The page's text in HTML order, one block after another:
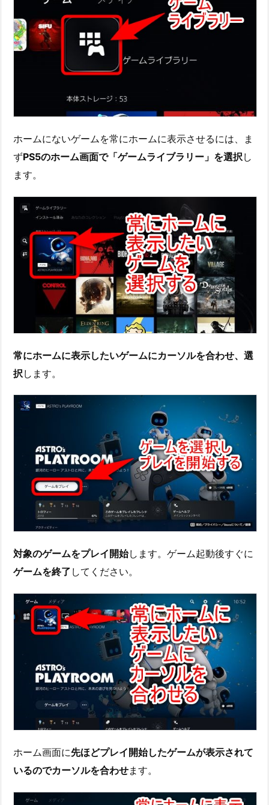
ホームにないゲームを常にホームに表示させるには、ま
ずPS5のホーム画面で「ゲームライブラリー」を選択 し
ます。
常にホームに表示したいゲームにカーソルを合わせ、選
択 します。
対象のゲームをプレイ開始します。ゲーム起動後すぐに
ゲームを終了 してください。
ホーム画面に先ほどプレイ開始したゲームが表示されて
いるのでカーソルを合わせます。